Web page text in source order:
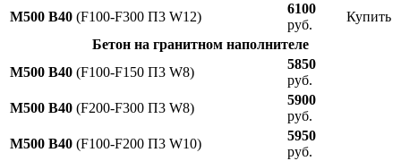
М500 В40 (F100-F300 П3 W12)
6100
руб.
Купить
Бетон на гранитном наполнителе
М500 В40 (F100-F150 П3 W8)
5850
руб.
М500 В40 (F200-F300 П3 W8)
5900
руб.
М500 В40 (F100-F200 П3 W10)
5950
руб.